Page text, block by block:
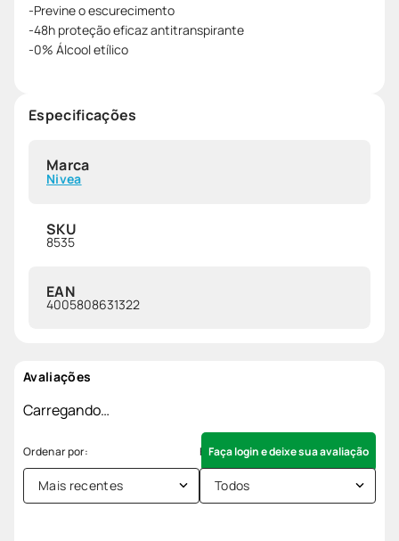
-Previne o escurecimento
-48h proteção eficaz antitranspirante
-0% Álcool etílico
Especificações
Marca
Nivea
SKU
8535
EAN
4005808631322
Avaliações
Carregando…
Faça login e deixe sua avaliação
Mais recentes Todos